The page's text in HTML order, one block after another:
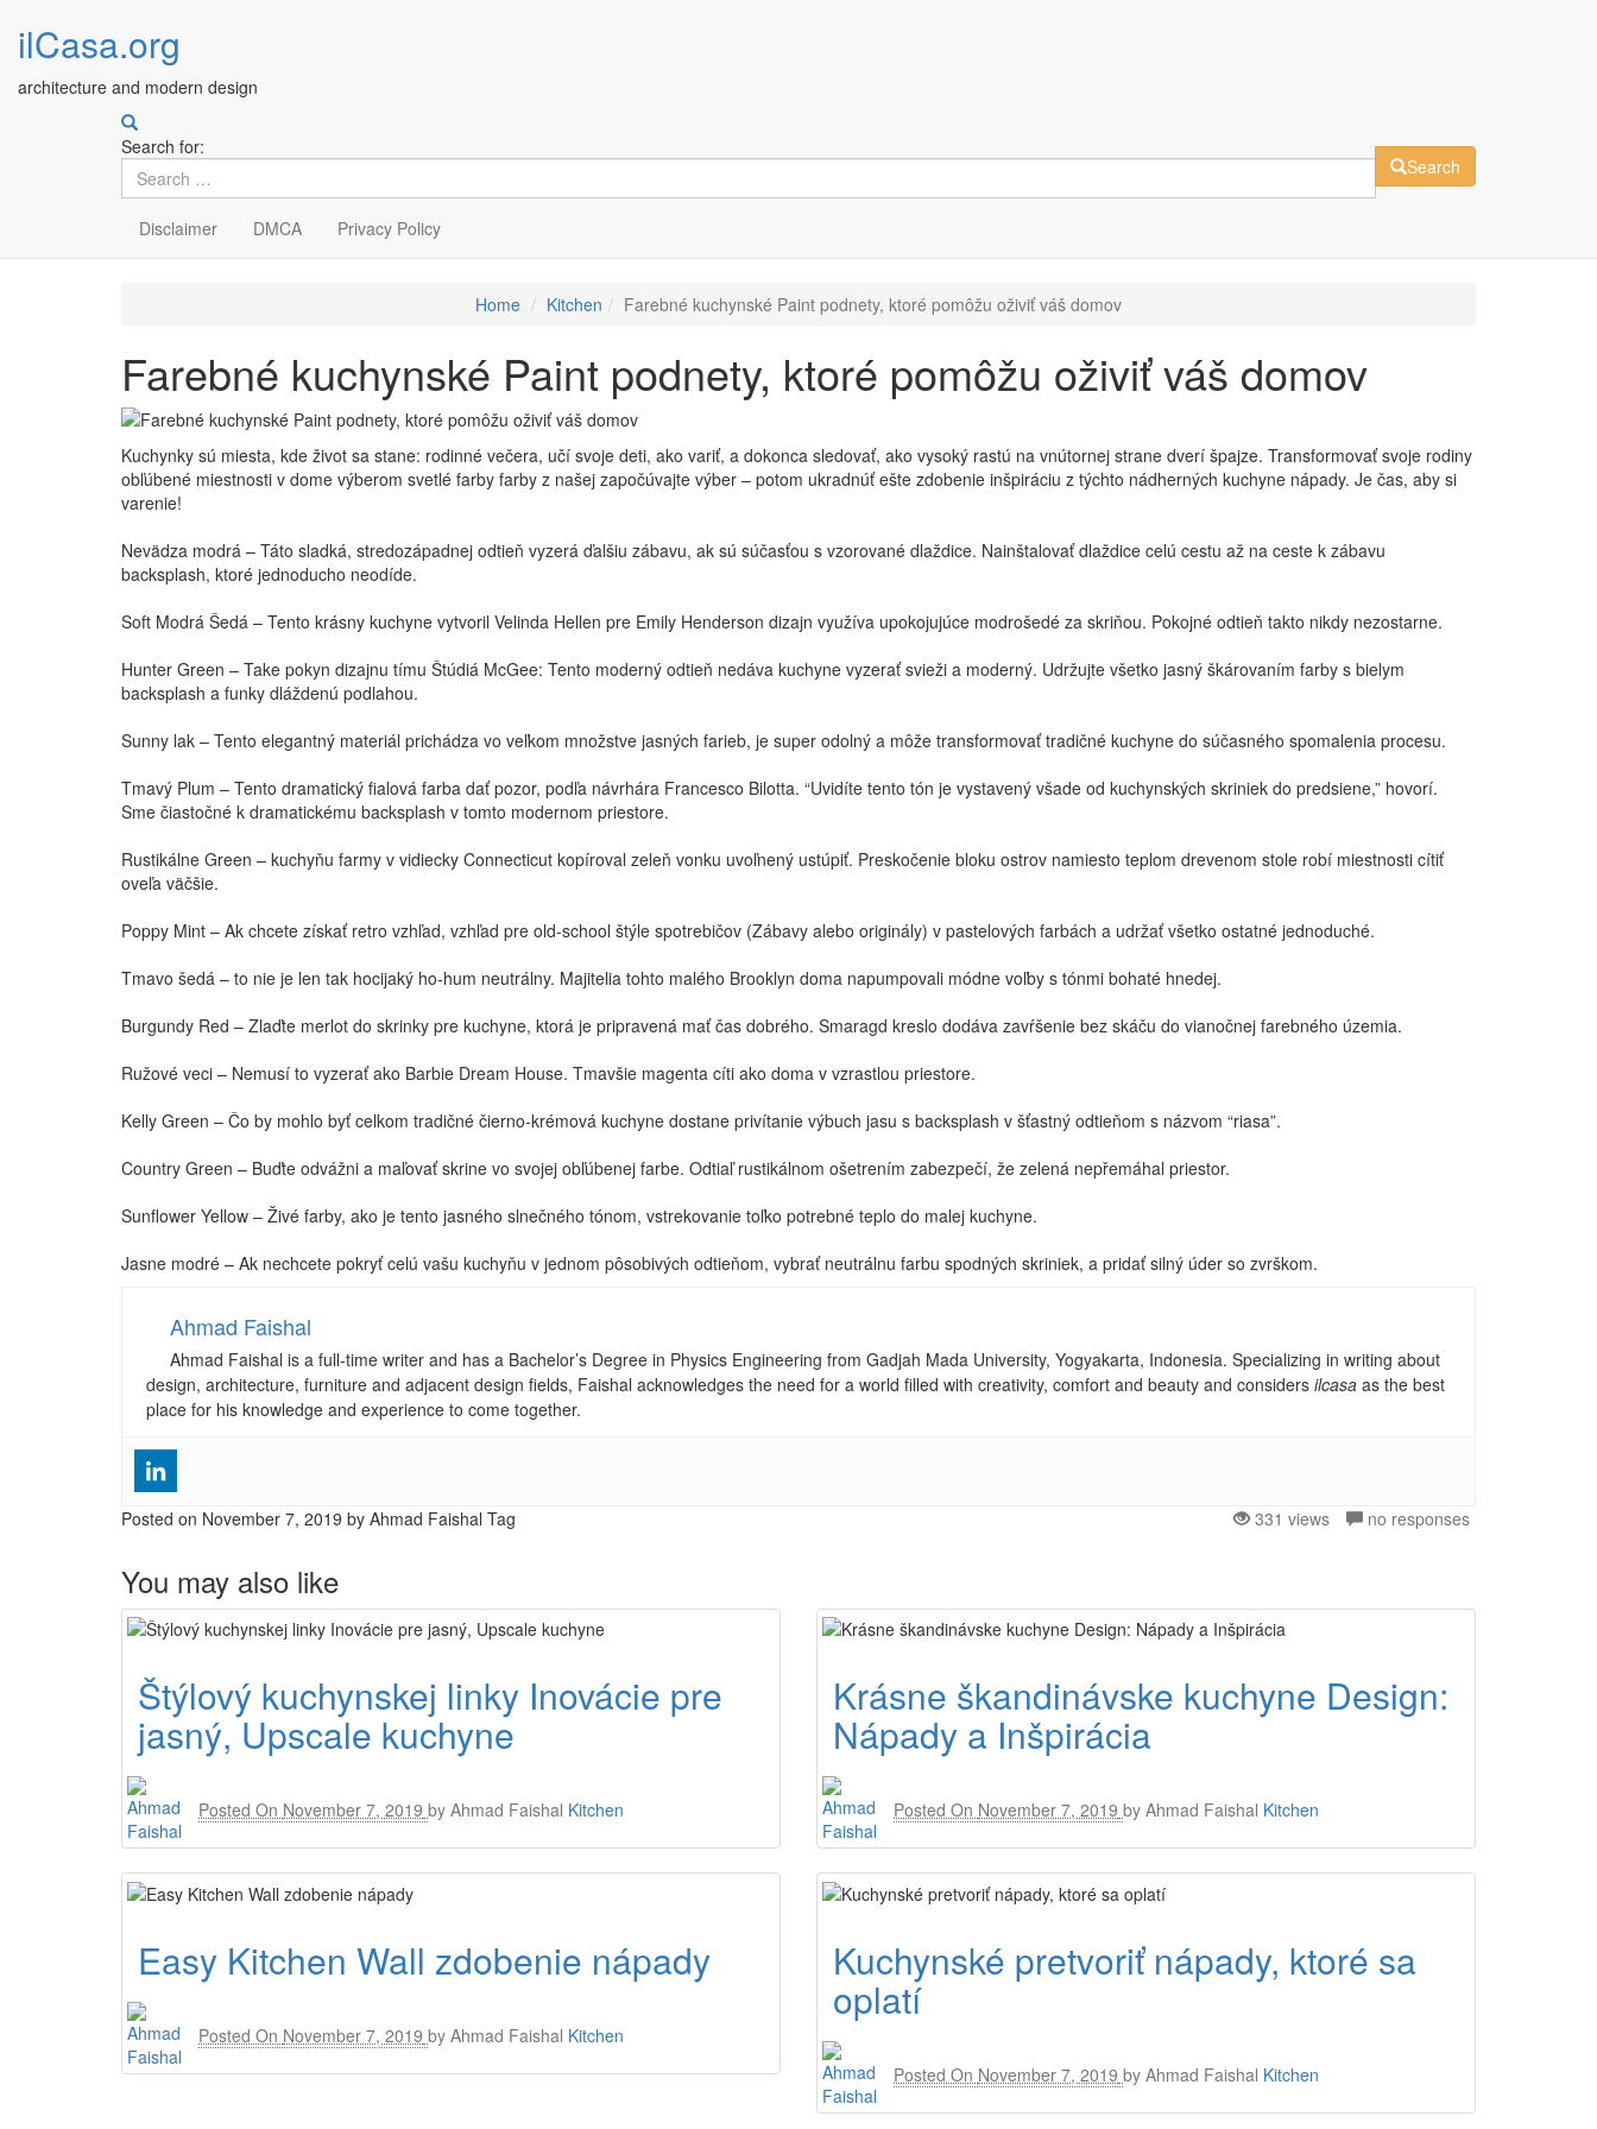
ilCasa.org
architecture and modern design
Search for:
Search
Disclaimer DMCA Privacy Policy
Home Kitchen Farebné kuchynské Paint podnety, ktoré pomôžu oživiť váš domov
Farebné kuchynské Paint podnety, ktoré pomôžu oživiť váš domov
Kuchynky sú miesta, kde život sa stane: rodinné večera, učí svoje deti, ako variť, a dokonca sledovať, ako vysoký rastú na vnútornej strane dverí špajze. Transformovať svoje rodiny
obľúbené miestnosti v dome výberom svetlé farby farby z našej započúvajte výber – potom ukradnúť ešte zdobenie inšpiráciu z týchto nádherných kuchyne nápady. Je čas, aby si
varenie!
Nevädza modrá – Táto sladká, stredozápadnej odtieň vyzerá ďalšiu zábavu, ak sú súčasťou s vzorované dlaždice. Nainštalovať dlaždice celú cestu až na ceste k zábavu
backsplash, ktoré jednoducho neodíde.
Soft Modrá Šedá – Tento krásny kuchyne vytvoril Velinda Hellen pre Emily Henderson dizajn využíva upokojujúce modrošedé za skriňou. Pokojné odtieň takto nikdy nezostarne.
Hunter Green – Take pokyn dizajnu tímu Štúdiá McGee: Tento moderný odtieň nedáva kuchyne vyzerať svieži a moderný. Udržujte všetko jasný škárovaním farby s bielym
backsplash a funky dláždenú podlahou.
Sunny lak – Tento elegantný materiál prichádza vo veľkom množstve jasných farieb, je super odolný a môže transformovať tradičné kuchyne do súčasného spomalenia procesu.
Tmavý Plum – Tento dramatický fialová farba dať pozor, podľa návrhára Francesco Bilotta. “Uvidíte tento tón je vystavený všade od kuchynských skriniek do predsiene,” hovorí.
Sme čiastočné k dramatickému backsplash v tomto modernom priestore.
Rustikálne Green – kuchyňu farmy v vidiecky Connecticut kopíroval zeleň vonku uvoľnený ustúpiť. Preskočenie bloku ostrov namiesto teplom drevenom stole robí miestnosti cítiť
oveľa väčšie.
Poppy Mint – Ak chcete získať retro vzhľad, vzhľad pre old-school štýle spotrebičov (Zábavy alebo originály) v pastelových farbách a udržať všetko ostatné jednoduché.
Tmavo šedá – to nie je len tak hocijaký ho-hum neutrálny. Majitelia tohto malého Brooklyn doma napumpovali módne voľby s tónmi bohaté hnedej.
Burgundy Red – Zlaďte merlot do skrinky pre kuchyne, ktorá je pripravená mať čas dobrého. Smaragd kreslo dodáva zavŕšenie bez skáču do vianočnej farebného územia.
Ružové veci – Nemusí to vyzerať ako Barbie Dream House. Tmavšie magenta cíti ako doma v vzrastlou priestore.
Kelly Green – Čo by mohlo byť celkom tradičné čierno-krémová kuchyne dostane privítanie výbuch jasu s backsplash v šťastný odtieňom s názvom “riasa”.
Country Green – Buďte odvážni a maľovať skrine vo svojej obľúbenej farbe. Odtiaľ rustikálnom ošetrením zabezpečí, že zelená nepřemáhal priestor.
Sunflower Yellow – Živé farby, ako je tento jasného slnečného tónom, vstrekovanie toľko potrebné teplo do malej kuchyne.
Jasne modré – Ak nechcete pokryť celú vašu kuchyňu v jednom pôsobivých odtieňom, vybrať neutrálnu farbu spodných skriniek, a pridať silný úder so zvrškom.
Ahmad Faishal
Ahmad Faishal is a full-time writer and has a Bachelor’s Degree in Physics Engineering from Gadjah Mada University, Yogyakarta, Indonesia. Specializing in writing about
design, architecture, furniture and adjacent design fields, Faishal acknowledges the need for a world filled with creativity, comfort and beauty and considers ilcasa as the best
place for his knowledge and experience to come together.
Posted on November 7, 2019 by Ahmad Faishal Tag 331 views no responses
You may also like
Štýlový kuchynskej linky Inovácie pre
jasný, Upscale kuchyne
Posted On November 7, 2019 by Ahmad Faishal Kitchen
Krásne škandinávske kuchyne Design:
Nápady a Inšpirácia
Posted On November 7, 2019 by Ahmad Faishal Kitchen
Easy Kitchen Wall zdobenie nápady
Posted On November 7, 2019 by Ahmad Faishal Kitchen
Kuchynské pretvoriť nápady, ktoré sa
oplatí
Posted On November 7, 2019 by Ahmad Faishal Kitchen